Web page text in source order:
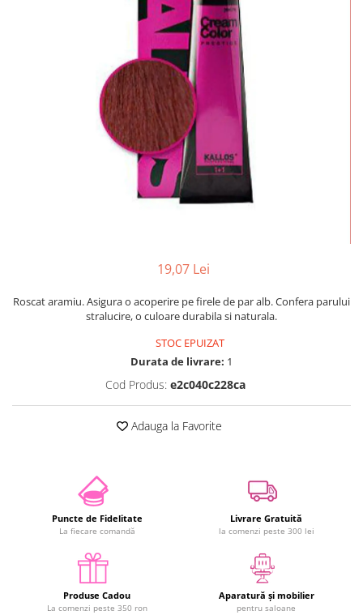
Produse Dupa Epilare
Produse Inainte de Epilare
Scrub pentru Corp
Tratamente pentru Par
19,07 Lei
Roscat aramiu. Asigura o acoperire pe firele de par alb. Confera parului
stralucire, o culoare durabila si naturala.
STOC EPUIZAT
Durata de livrare: 1
Cod Produs: e2c040c228ca
Adauga la Favorite
Puncte de Fidelitate
La fiecare comandă
Livrare Gratuită
la comenzi peste 300 lei
Produse Cadou
La comenzi peste 350 ron
Aparatură și mobilier
pentru saloane